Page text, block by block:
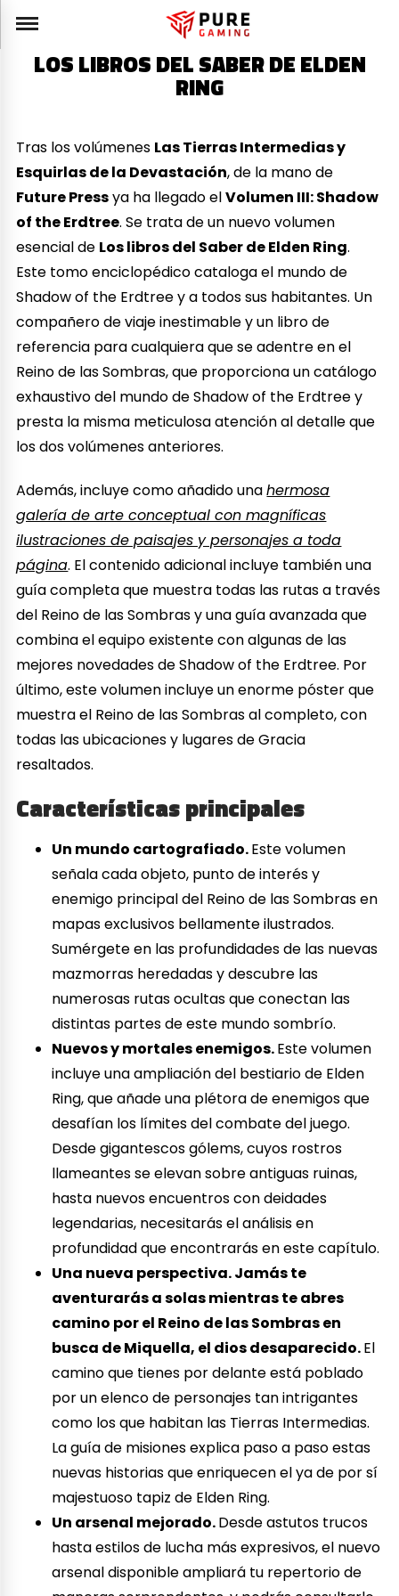
LOS LIBROS DEL SABER DE ELDEN
RING
Tras los volúmenes Las Tierras Intermedias y
Esquirlas de la Devastación, de la mano de
Future Pressya ha llegado elVolumen III: Shadow
of the Erdtree. Se trata de un nuevo volumen
esencial de Los libros del Saber de Elden Ring.
Este tomo enciclopédico cataloga el mundo de
Shadow of the Erdtree y a todos sus habitantes. Un
compañero de viaje inestimable y un libro de
referencia para cualquiera que se adentre en el
Reino de las Sombras, que proporciona un catálogo
exhaustivo del mundo de Shadow of the Erdtree y
presta la misma meticulosa atención al detalle que
los dos volúmenes anteriores.
Además, incluye como añadido unahermosa
galería de arte conceptual con magníficas
ilustraciones de paisajes y personajes a toda
página. El contenido adicional incluye también una
guía completa que muestra todas las rutas a través
del Reino de las Sombras y una guía avanzada que
combina el equipo existente con algunas de las
mejores novedades de Shadow of the Erdtree. Por
último, este volumen incluye un enorme póster que
muestra el Reino de las Sombras al completo, con
todas las ubicaciones y lugares de Gracia
resaltados.
Características principales
Un mundo cartografiado.Este volumen
señala cada objeto, punto de interés y
enemigo principal del Reino de las Sombras en
mapas exclusivos bellamente ilustrados.
Sumérgete en las profundidades de las nuevas
mazmorras heredadas y descubre las
numerosas rutas ocultas que conectan las
distintas partes de este mundo sombrío.
Nuevos y mortales enemigos.Este volumen
incluye una ampliación del bestiario de Elden
Ring, que añade una plétora de enemigos que
desafían los límites del combate del juego.
Desde gigantescos gólems, cuyos rostros
llameantes se elevan sobre antiguas ruinas,
hasta nuevos encuentros con deidades
legendarias, necesitarás el análisis en
profundidad que encontrarás en este capítulo.
Una nueva perspectiva. Jamás te
aventurarás a solas mientras te abres
camino por el Reino de las Sombras en
busca de Miquella, el dios desaparecido.El
camino que tienes por delante está poblado
por un elenco de personajes tan intrigantes
como los que habitan las Tierras Intermedias.
La guía de misiones explica paso a paso estas
nuevas historias que enriquecen el ya de por sí
majestuoso tapiz de Elden Ring.
Un arsenal mejorado.Desde astutos trucos
hasta estilos de lucha más expresivos, el nuevo
arsenal disponible ampliará tu repertorio de